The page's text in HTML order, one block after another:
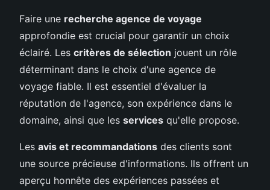
Faire une recherche agence de voyage
approfondie est crucial pour garantir un choix
éclairé. Les critères de sélection jouent un rôle
déterminant dans le choix d'une agence de
voyage fiable. Il est essentiel d'évaluer la
réputation de l'agence, son expérience dans le
domaine, ainsi que les services qu'elle propose.
Les avis et recommandations des clients sont
une source précieuse d'informations. Ils offrent un
aperçu honnête des expériences passées et